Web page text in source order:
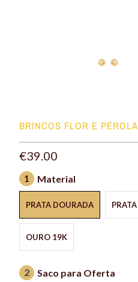
BRINCOS FLOR E PÉROLA
€39.00
1 Material
PRATA DOURADA PRATA
OURO 19K
2 Saco para Oferta